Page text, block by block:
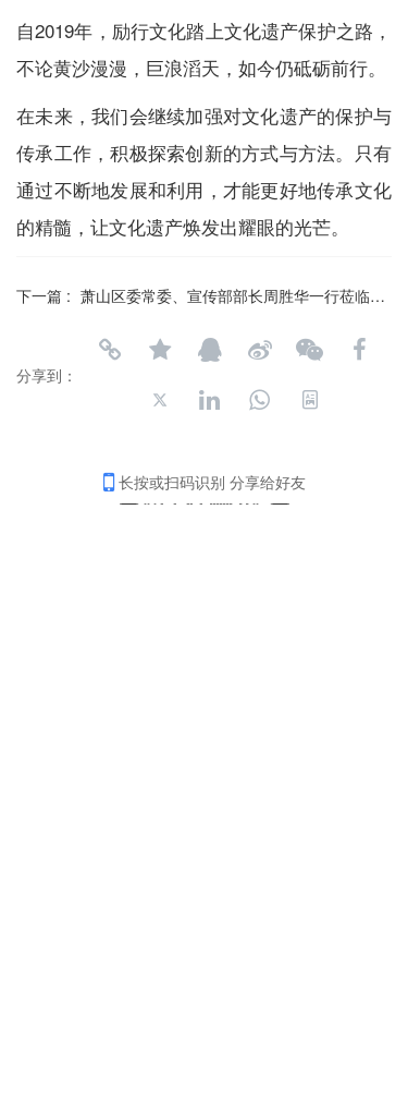
自2019年，励行文化踏上文化遗产保护之路，
不论黄沙漫漫，巨浪滔天，如今仍砥砺前行。
在未来，我们会继续加强对文化遗产的保护与
传承工作，积极探索创新的方式与方法。只有
通过不断地发展和利用，才能更好地传承文化
的精髓，让文化遗产焕发出耀眼的光芒。
下一篇 : 萧山区委常委、宣传部部长周胜华一行莅临励行文化调研
分享到：
长按或扫码识别 分享给好友